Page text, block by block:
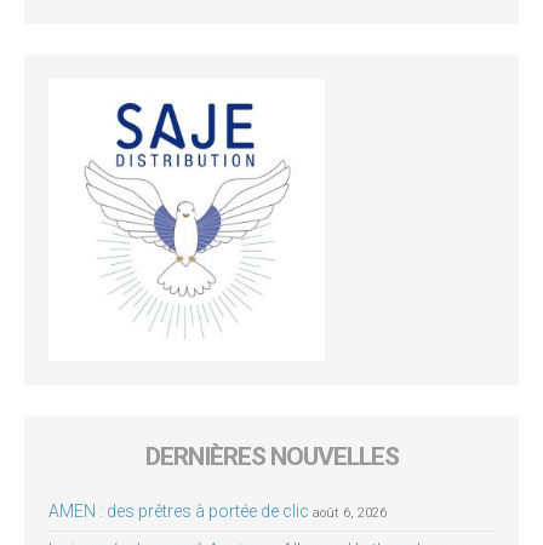
DERNIÈRES NOUVELLES
AMEN : des prêtres à portée de clic août 6, 2026